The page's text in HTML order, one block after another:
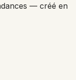
— créé en